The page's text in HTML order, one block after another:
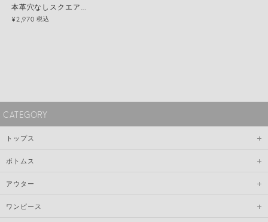
本革穴なしスクエアリングベルト メール便
¥2,970 税込
CATEGORY
トップス
ボトムス
アウター
ワンピース